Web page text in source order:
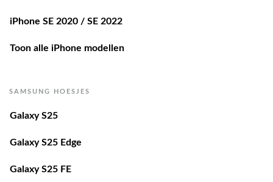
iPhone SE 2020 / SE 2022
Toon alle iPhone modellen
SAMSUNG HOESJES
Galaxy S25
Galaxy S25 Edge
Galaxy S25 FE